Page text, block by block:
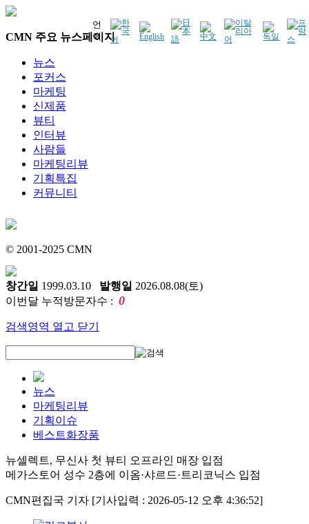
언
어
CMN 주요 뉴스페이지
뉴스
포커스
마케팅
신제품
뷰티
인터뷰
사람들
마케팅리뷰
기획특집
커뮤니티
© 2001-2025 CMN
창간일 1999.03.10 발행일 2026.08.08(토)
이번달 누적방문자수 : 0
검색영역 열고 닫기
뉴스
마케팅리뷰
기획이슈
베스트화장품
뉴셀렉트, 무신사 첫 뷰티 오프라인 매장 입점
메가스토어 성수 2층에 이옴·샤르드·트리코닉스 입점
CMN편집국 기자 [기사입력 : 2026-05-12 오후 4:36:52]